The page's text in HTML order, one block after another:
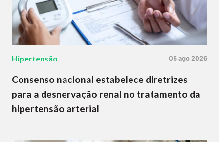
Hipertensão 05 ago 2026
Consenso nacional estabelece diretrizes
para a desnervação renal no tratamento da
hipertensão arterial